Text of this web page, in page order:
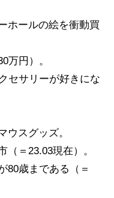
ホールの絵を衝動買
万円）。
セサリーが好きにな
ウスグッズ。
＝23.03現在）。
80歳まである（＝